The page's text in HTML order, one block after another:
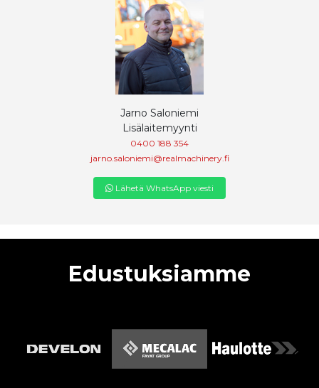
Jarno Saloniemi
Lisälaitemyynti
0400 188 354
jarno.saloniemi@realmachinery.fi
Lähetä WhatsApp viesti
Edustuksiamme